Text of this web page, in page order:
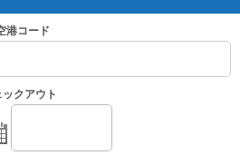
港コード
クアウト